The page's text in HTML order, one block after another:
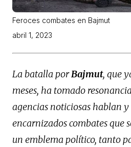
Feroces combates en Bajmut
abril 1, 2023
La batalla porBajmut, que
meses, ha tomado
agencias noticiosas hablan y
encarnizados combates que
un emblema político, tanto